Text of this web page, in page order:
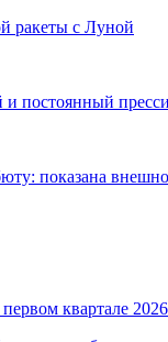
ракеты с Луной
постоянный
показана
квартале